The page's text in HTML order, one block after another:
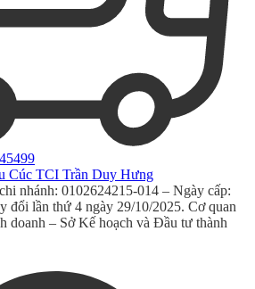
Cúc TCI Trần Duy Hưng
nhánh: 0102624215-014 – Ngày cấp:
đổi lần thứ 4 ngày 29/10/2025. Cơ quan
doanh – Sở Kế hoạch và Đầu tư thành